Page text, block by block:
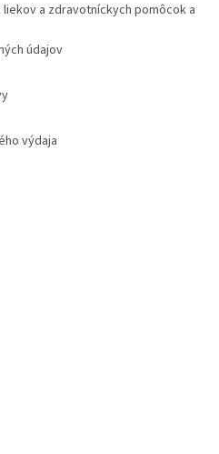
a zdravotníckych pomôcok a
údajov
výdaja